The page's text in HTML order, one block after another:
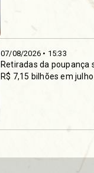
07/08/2026 • 15:33
Retiradas da
R$ 7,15 bilhões em julho